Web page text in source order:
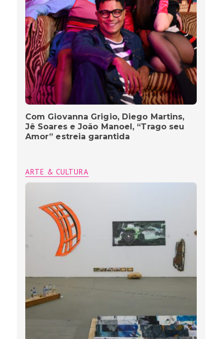
Com Giovanna Grigio, Diego Martins,
Jê Soares e João Manoel, “Trago seu
Amor” estreia garantida
ARTE & CULTURA